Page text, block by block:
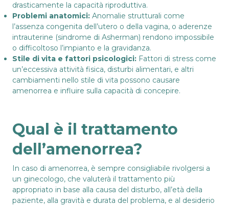
drasticamente la capacità riproduttiva.
Problemi anatomici: Anomalie strutturali come
l’assenza congenita dell’utero o della vagina, o aderenze
intrauterine (sindrome di Asherman) rendono impossibile
o difficoltoso l’impianto e la gravidanza.
Stile di vita e fattori psicologici: Fattori di stress come
un’eccessiva attività fisica, disturbi alimentari, e altri
cambiamenti nello stile di vita possono causare
amenorrea e influire sulla capacità di concepire.
Qual è il trattamento
dell’amenorrea?
In caso di amenorrea, è sempre consigliabile rivolgersi a
un ginecologo, che valuterà il trattamento più
appropriato in base alla causa del disturbo, all’età della
paziente, alla gravità e durata del problema, e al desiderio